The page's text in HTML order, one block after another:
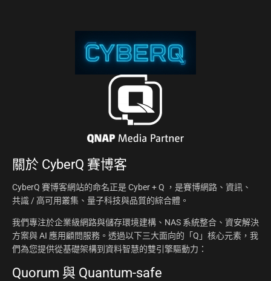
關於 CyberQ 賽博客
CyberQ 賽博客網站的命名正是 Cyber + Q ，是賽博網路、資訊、
共識 / 高可用叢集、量子科技與品質的綜合體。
我們專注於企業級網路與儲存環境建構、NAS 系統整合、資安解決
方案與 AI 應用顧問服務。透過以下三大面向的「Q」核心元素，我
們為您提供從基礎架構到資料智慧的雙引擎驅動力：
Quorum 與 Quantum-safe